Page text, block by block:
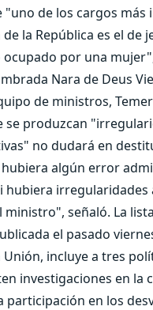
de los cargos más
la República es el de
ocupado por una
Nara de Deus
de ministros,
se produzcan
no dudará en
algún error
hubiera
señaló. La
el pasado
Unión, incluye a tres
investigaciones en la
participación en los